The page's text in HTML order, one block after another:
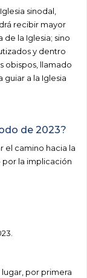
sinodal,
recibir mayor
de la Iglesia; sino
y dentro
obispos, llamado
guiar a la Iglesia
de 2023?
el camino hacia la
por la implicación
lugar, por primera